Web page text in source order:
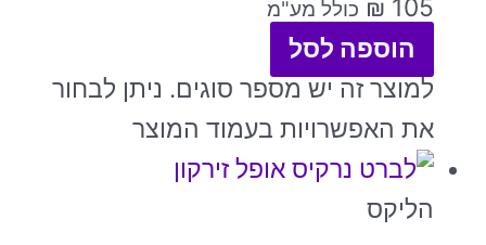
₪ 105 כולל מע"מ
הוספה לסל
למוצר זה יש מספר סוגים. ניתן לבחור
את האפשרויות בעמוד המוצר
הליקס